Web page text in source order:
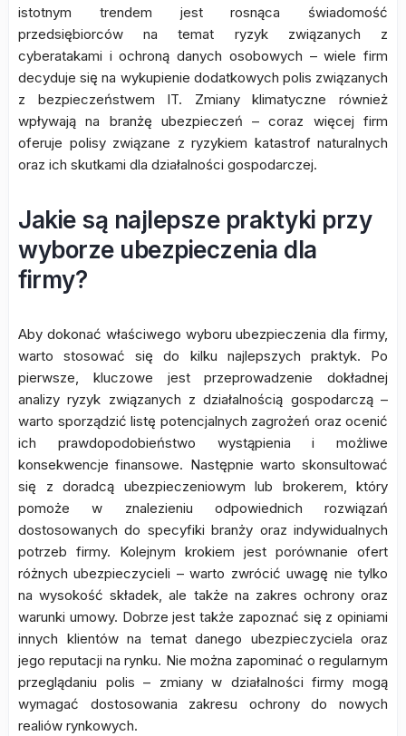
istotnym trendem jest rosnąca świadomość
przedsiębiorców na temat ryzyk związanych z
cyberatakami i ochroną danych osobowych – wiele firm
decyduje się na wykupienie dodatkowych polis związanych
z bezpieczeństwem IT. Zmiany klimatyczne również
wpływają na branżę ubezpieczeń – coraz więcej firm
oferuje polisy związane z ryzykiem katastrof naturalnych
oraz ich skutkami dla działalności gospodarczej.
Jakie są najlepsze praktyki przy
wyborze ubezpieczenia dla
firmy?
Aby dokonać właściwego wyboru ubezpieczenia dla firmy,
warto stosować się do kilku najlepszych praktyk. Po
pierwsze, kluczowe jest przeprowadzenie dokładnej
analizy ryzyk związanych z działalnością gospodarczą –
warto sporządzić listę potencjalnych zagrożeń oraz ocenić
ich prawdopodobieństwo wystąpienia i możliwe
konsekwencje finansowe. Następnie warto skonsultować
się z doradcą ubezpieczeniowym lub brokerem, który
pomoże w znalezieniu odpowiednich rozwiązań
dostosowanych do specyfiki branży oraz indywidualnych
potrzeb firmy. Kolejnym krokiem jest porównanie ofert
różnych ubezpieczycieli – warto zwrócić uwagę nie tylko
na wysokość składek, ale także na zakres ochrony oraz
warunki umowy. Dobrze jest także zapoznać się z opiniami
innych klientów na temat danego ubezpieczyciela oraz
jego reputacji na rynku. Nie można zapominać o regularnym
przeglądaniu polis – zmiany w działalności firmy mogą
wymagać dostosowania zakresu ochrony do nowych
realiów rynkowych.